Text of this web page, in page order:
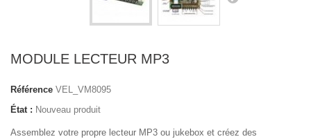
MODULE LECTEUR MP3
Référence VEL_VM8095
État : Nouveau produit
Assemblez votre propre lecteur MP3 ou jukebox et créez des